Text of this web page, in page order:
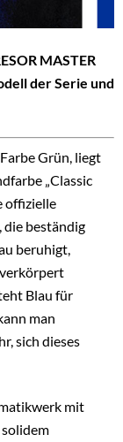
MASTER
der Serie und
Grün, liegt
„Classic
offizielle
die beständig
beruhigt,
Blau für
man
sich dieses
mit